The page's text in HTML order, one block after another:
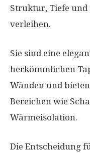
Struktur, Tiefe
verleihen.
Sie sind eine
herkömmlichen
Wänden und
Bereichen wie
Wärmeisolation.
Die Entscheidung